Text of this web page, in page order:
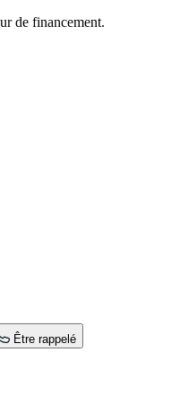
de financement.
Être rappelé